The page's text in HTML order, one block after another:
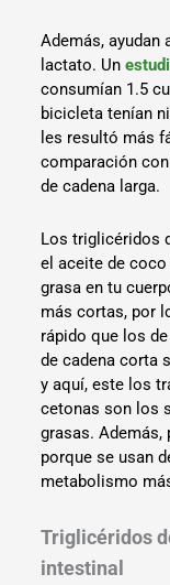
Además, ayudan
lactato. Un
consumían 1.5
bicicleta tenían
les resultó más
comparación
de cadena larga.
Los triglicéridos
el aceite de
grasa en tu
más cortas, por
rápido que los
de cadena corta
y aquí, este los
cetonas son los
grasas.
porque se usan
metabolismo
Triglicéridos
intestinal